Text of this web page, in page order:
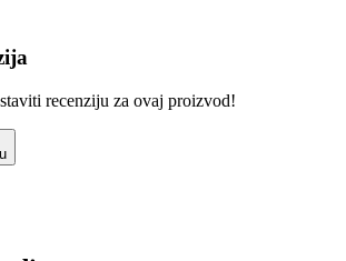
recenziju za ovaj proizvod!